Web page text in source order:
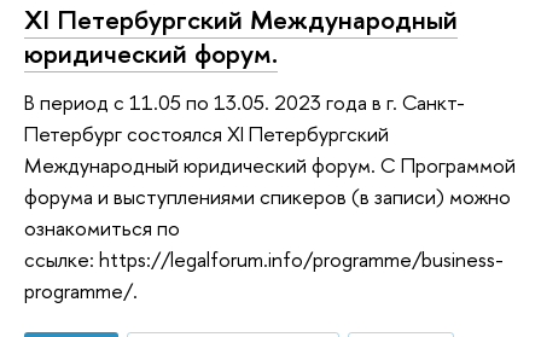
XI Петербургский Международный
юридический форум.
В период с 11.05 по 13.05. 2023 года в г. Санкт-
Петербург состоялся XI Петербургский
Международный юридический форум. С Программой
форума и выступлениями спикеров (в записи) можно
ознакомиться по
ссылке: https://legalforum.info/programme/business-
programme/.